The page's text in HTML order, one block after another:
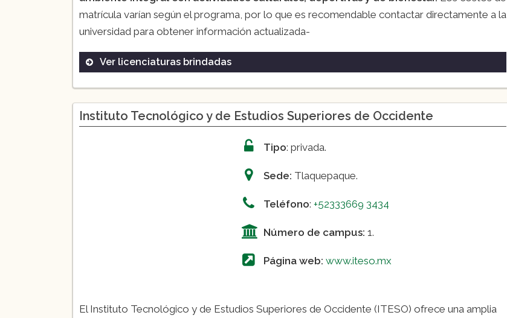
matrícula varían según el programa, por lo que es recomendable contactar directamente a la
universidad para obtener información actualizada​-
Ver licenciaturas brindadas
Administración de Empresas
Ingeniería Mecatrónica
Instituto Tecnológico y de Estudios Superiores de Occidente
Tipo: privada.
Sede: Tlaquepaque.
Teléfono: +52333669 3434
Número de campus: 1.
Página web: www.iteso.mx
El Instituto Tecnológico y de Estudios Superiores de Occidente (ITESO) ofrece una amplia